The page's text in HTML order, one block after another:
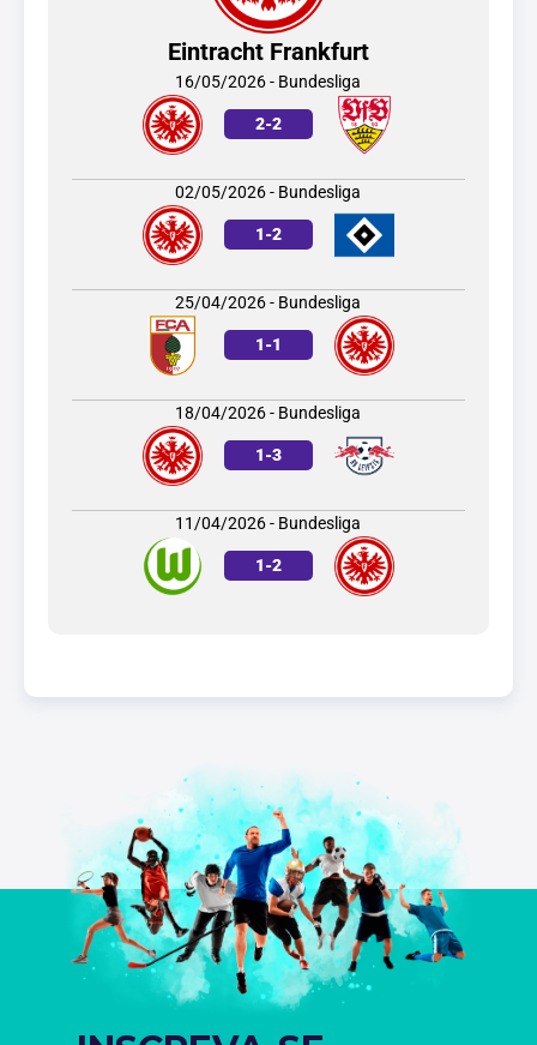
Eintracht Frankfurt
16/05/2026 - Bundesliga
2-2
02/05/2026 - Bundesliga
1-2
25/04/2026 - Bundesliga
1-1
18/04/2026 - Bundesliga
1-3
11/04/2026 - Bundesliga
1-2